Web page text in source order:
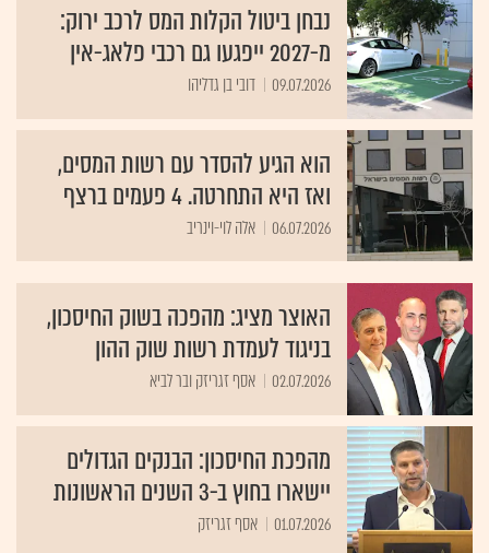
נבחן ביטול הקלות המס לרכב ירוק:
מ-2027 ייפגעו גם רכבי פלאג-אין
09.07.2026 דובי בן גדליהו
הוא הגיע להסדר עם רשות המסים,
ואז היא התחרטה. 4 פעמים ברצף
06.07.2026 אלה לוי-וינריב
האוצר מציג: מהפכה בשוק החיסכון,
בניגוד לעמדת רשות שוק ההון
02.07.2026 אסף זגריזק ובר לביא
מהפכת החיסכון: הבנקים הגדולים
יישארו בחוץ ב-3 השנים הראשונות
01.07.2026 אסף זגריזק